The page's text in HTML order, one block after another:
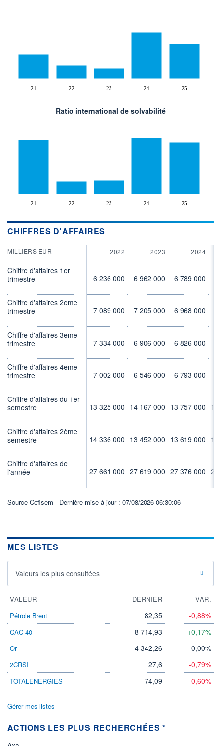
21 22 23 24 25
Ratio international de solvabilité
21 22 23 24 25
CHIFFRES D'AFFAIRES
MILLIERS EUR 2022 2023 2024
Chiffre d'affaires 1er
trimestre
6 236 000 6 962 000 6 789 000
Chiffre d'affaires 2eme
trimestre
7 089 000 7 205 000 6 968 000
Chiffre d'affaires 3eme
trimestre
7 334 000 6 906 000 6 826 000
Chiffre d'affaires 4eme
trimestre
7 002 000 6 546 000 6 793 000
Chiffre d'affaires du 1er
semestre
13 325 000 14 167 000 13 757 000 13
Chiffre d'affaires 2ème
semestre
14 336 000 13 452 000 13 619 000 13
Chiffre d'affaires de
l'année
27 661 000 27 619 000 27 376 000 27
Source Cofisem - Dernière mise à jour : 07/08/2026 06:30:06
MES LISTES
Valeurs les plus consultées
VALEUR DERNIER
VAR.
Pétrole Brent
82,35 -0,88%
CAC 40 8 714,93 +0,17%
Or 4 342,26 0,00%
2CRSI 27,6 -0,79%
TOTALENERGIES 74,09 -0,60%
Gérer mes listes
ACTIONS LES PLUS RECHERCHÉES *